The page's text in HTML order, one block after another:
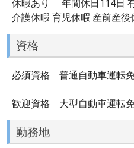
休暇あり 年間休日114日
介護休暇 育児休暇 産前産後
資格
必須資格 普通自動車運転
歓迎資格 大型自動車運転
勤務地